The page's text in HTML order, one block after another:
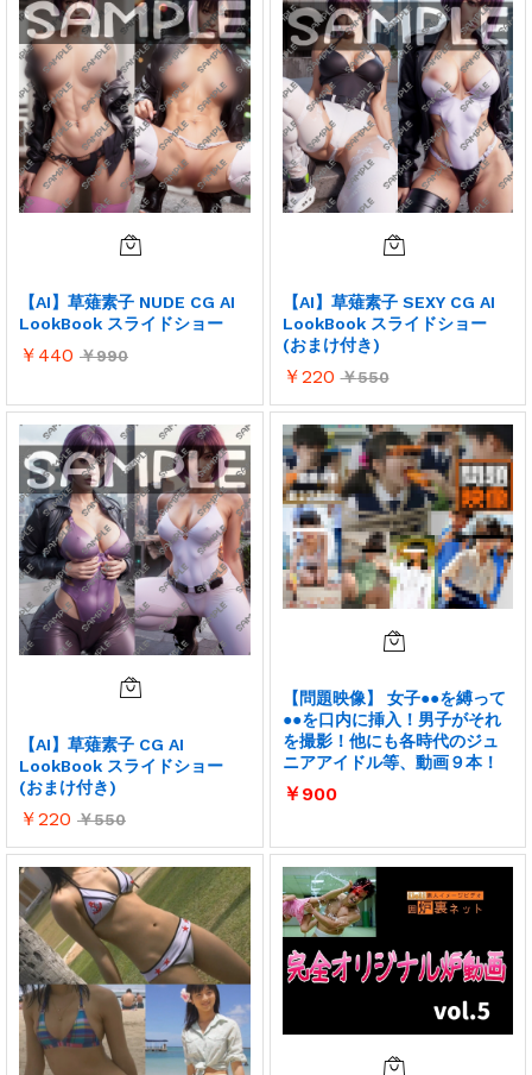
【AI】草薙素子 NUDE CG AI
LookBook スライドショー
￥ 440 ￥990
【AI】草薙素子 SEXY CG AI
LookBook スライドショー
(おまけ付き)
￥220 ￥550
【AI】草薙素子 CG AI
LookBook スライドショー
(おまけ付き)
￥220 ￥550
【問題映像】 女子●●を縛って
●●を口内に挿入！男子がそれ
を撮影！他にも各時代のジュ
ニアアイドル等、動画９本！
￥900